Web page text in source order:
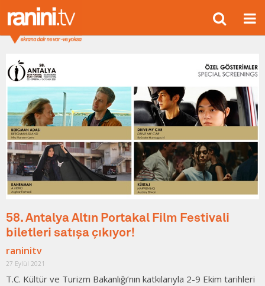
58. Antalya Altın Portakal Film Festivali
biletleri satışa çıkıyor!
raninitv
27 Eylül 2021
T.C. Kültür ve Turizm Bakanlığı’nın katkılarıyla 2-9 Ekim tarihleri